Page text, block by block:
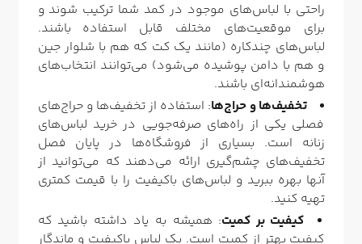
راحتی با لباس‌های موجود در کمد شما ترکیب شوند و
برای موقعیت‌های مختلف قابل استفاده باشند.
لباس‌های چندکاره (مانند یک کت که هم با شلوار جین
و هم با دامن پوشیده می‌شود) می‌توانند انتخاب‌های
هوشمندانه‌ای باشند.
تخفیف‌ها و حراج‌ها: استفاده از تخفیف‌ها و حراج‌های
فصلی یکی از راه‌های صرفه‌جویی در خرید لباس‌های
زنانه است. بسیاری از فروشگاه‌ها در پایان فصل
تخفیف‌های چشم‌گیری ارائه می‌دهند که می‌توانید از
آنها بهره ببرید و لباس‌های باکیفیت را با قیمت کمتری
تهیه کنید.
کیفیت بر کمیت: همیشه به یاد داشته باشید که
کیفیت بهتر از کمیت است. یک لباس باکیفیت و ماندگار